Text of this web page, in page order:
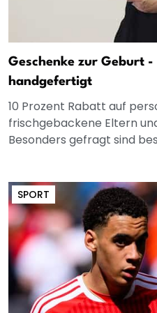
Geschenke zur Geburt
handgefertigt
10 Prozent Rabatt auf
frischgebackene Eltern
Besonders gefragt sind
SPORT